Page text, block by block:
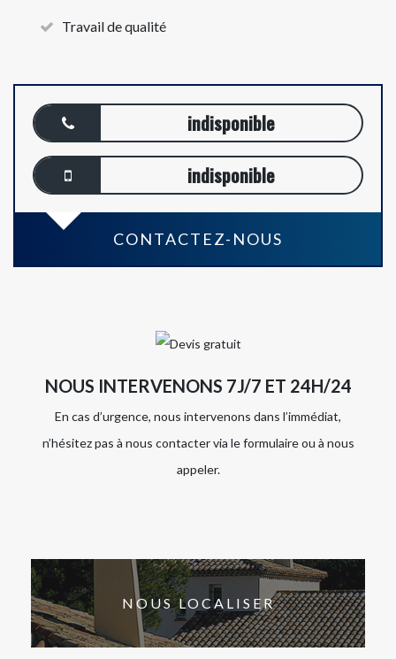
Travail de qualité
indisponible
indisponible
CONTACTEZ-NOUS
NOUS INTERVENONS 7J/7 ET 24H/24
En cas d’urgence, nous intervenons dans l’immédiat,
n’hésitez pas à nous contacter via le formulaire ou à nous
appeler.
NOUS LOCALISER